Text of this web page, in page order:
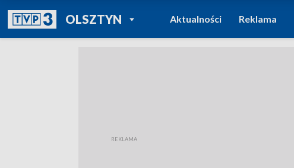
OLSZTYNPOWRÓT DO
TVP REGIONY
Aktualności Reklama